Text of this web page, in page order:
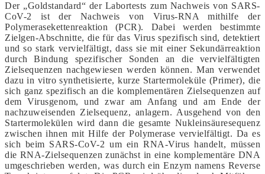
Der „Goldstandard“ der Labortests zum Nachweis von SARS-
CoV-2 ist der Nachweis von Virus-RNA mithilfe der
Polymerasekettenreaktion (PCR). Dabei werden bestimmte
Zielgen-Abschnitte, die für das Virus spezifisch sind, detektiert
und so stark vervielfältigt, dass sie mit einer Sekundärreaktion
durch Bindung spezifischer Sonden an die vervielfältigten
Zielsequenzen nachgewiesen werden können. Man verwendet
dazu in vitro synthetisierte, kurze Startermoleküle (Primer), die
sich ganz spezifisch an die komplementären Zielsequenzen auf
dem Virusgenom, und zwar am Anfang und am Ende der
nachzuweisenden Zielsequenz, anlagern. Ausgehend von den
Startermolekülen wird dann die gesamte Nukleinsäuresequenz
zwischen ihnen mit Hilfe der Polymerase vervielfältigt. Da es
sich beim SARS-CoV-2 um ein RNA-Virus handelt, müssen
die RNA-Zielsequenzen zunächst in eine komplementäre DNA
umgeschrieben werden, was durch ein Enzym namens Reverse